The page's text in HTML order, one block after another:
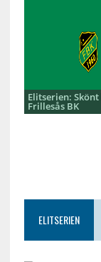
Elitserien:
Frillesås BK
ELITSERIEN